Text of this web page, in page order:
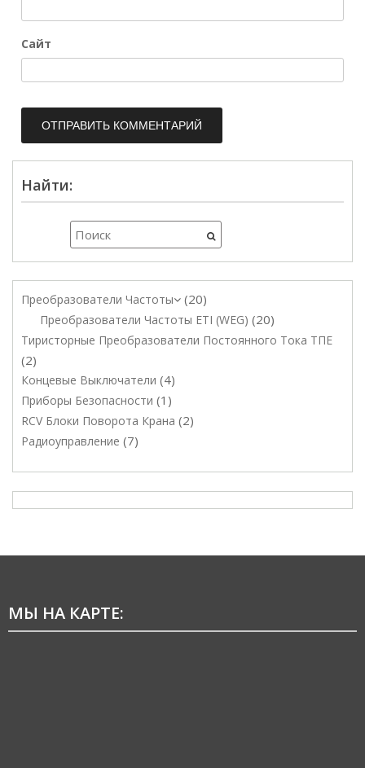
Сайт
Найти:
Преобразователи Частоты 20
Преобразователи Частоты ETI (WEG) 20
Тиристорные Преобразователи Постоянного Тока ТПЕ
2
Концевые Выключатели 4
Приборы Безопасности 1
RCV Блоки Поворота Крана 2
Радиоуправление 7
МЫ НА КАРТЕ: